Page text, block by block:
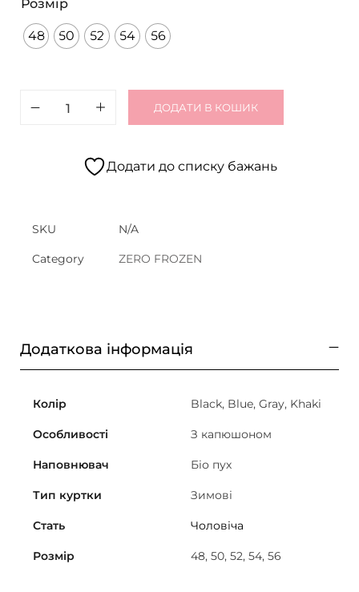
Розмір
48 50 52 54 56
ДОДАТИ В КОШИК
Додати до списку бажань
SKU N/A
Category ZERO FROZEN
Додаткова інформація
Колір Black, Blue, Gray, Khaki
Особливості З капюшоном
Наповнювач Біо пух
Тип куртки Зимові
Стать Чоловіча
Розмір 48, 50, 52, 54, 56